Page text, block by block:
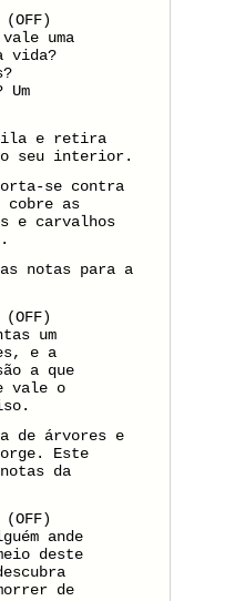
(OFF)
uma
vida?
Um
e retira
seu interior.
se contra
cobre as
e carvalhos
notas para a
(OFF)
um
e a
a que
vale o
de árvores e
Este
da
(OFF)
ande
deste
de